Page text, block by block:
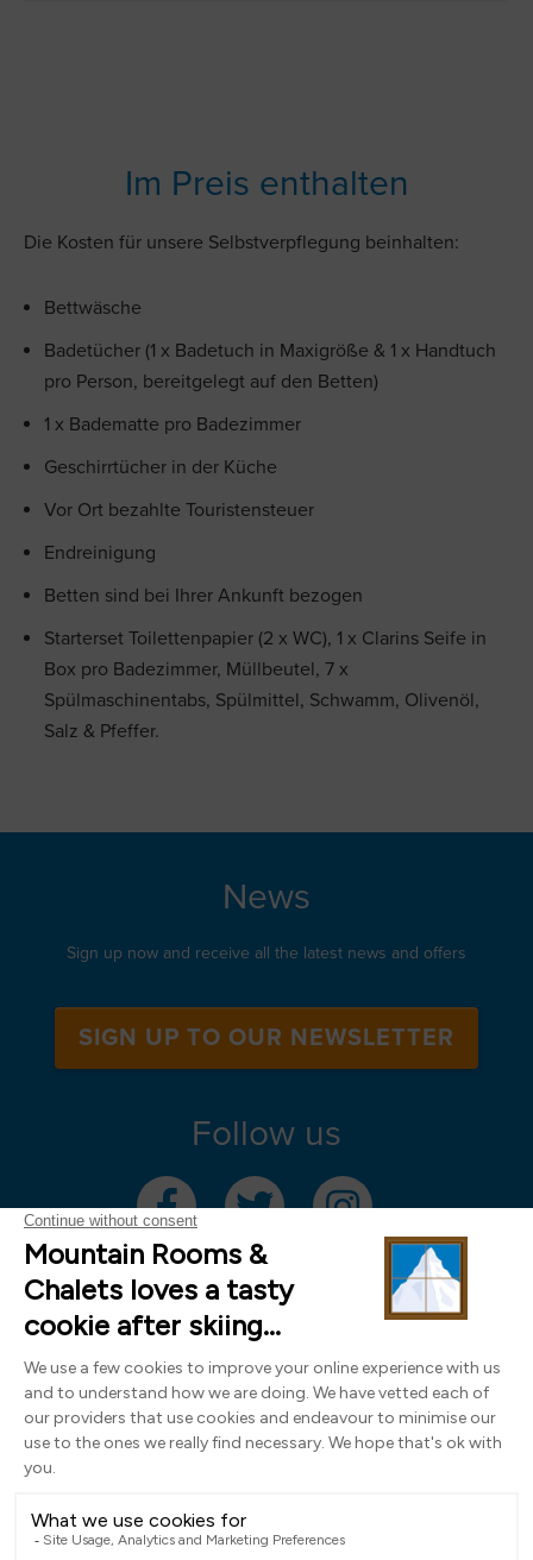
Im Preis enthalten
Die Kosten für unsere Selbstverpflegung beinhalten:
Bettwäsche
Badetücher (1 x Badetuch in Maxigröße & 1 x Handtuch
pro Person, bereitgelegt auf den Betten)
1 x Badematte pro Badezimmer
Geschirrtücher in der Küche
Vor Ort bezahlte Touristensteuer
Endreinigung
Betten sind bei Ihrer Ankunft bezogen
Starterset Toilettenpapier (2 x WC), 1 x Clarins Seife in
Box pro Badezimmer, Müllbeutel, 7 x
Spülmaschinentabs, Spülmittel, Schwamm, Olivenöl,
Salz & Pfeffer.
News
Sign up now and receive all the latest news and offers
SIGN UP TO OUR NEWSLETTER
Follow us
Mountain Rooms Trading Limited, registered in England & Wales (company
number 14485913)
Registered address: 74 The Close, Norwich, Norfolk NR1 4DR, UK. All
photography ©2000-2026 Richard Leeny & Alex Wilson,
www.alexwilsonphotography.co.uk